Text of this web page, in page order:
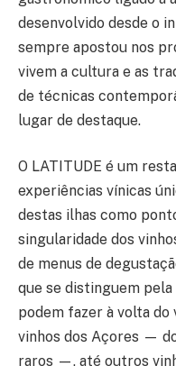
desenvolvido desde o
sempre apostou nos
vivem a cultura e as
de técnicas
lugar de destaque.
O LATITUDE é um
experiências vínicas
destas ilhas como
singularidade dos
de menus de
que se distinguem pela
podem fazer à volta do
vinhos dos Açores —
raros —, até outros